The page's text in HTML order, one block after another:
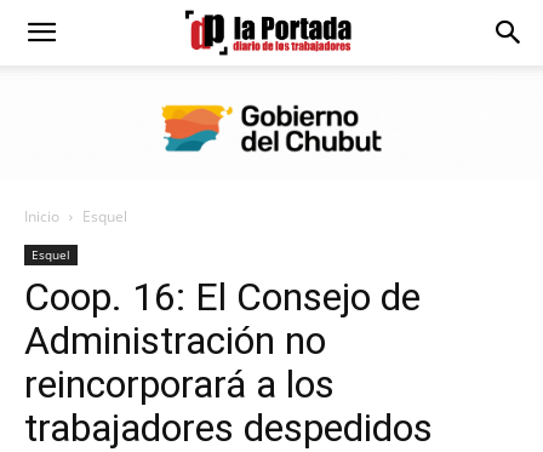
Diario
Portada
Inicio Esquel
Esquel
Coop. 16: El Consejo de
Administración no
reincorporará a los
trabajadores despedidos